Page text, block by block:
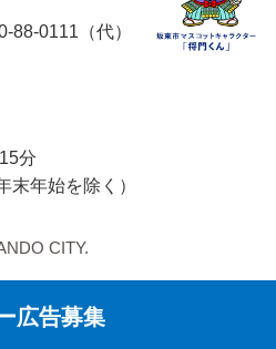
88-0111（代）
分
末年始を除く）
CITY.
広告募集